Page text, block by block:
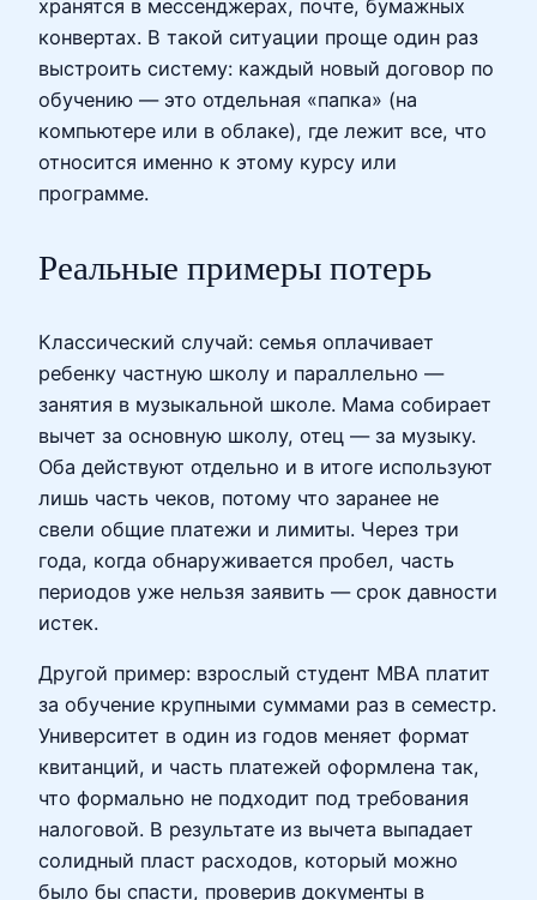
хранятся в мессенджерах, почте, бумажных
конвертах. В такой ситуации проще один раз
выстроить систему: каждый новый договор по
обучению — это отдельная «папка» (на
компьютере или в облаке), где лежит все, что
относится именно к этому курсу или
программе.
Реальные примеры потерь
Классический случай: семья оплачивает
ребенку частную школу и параллельно —
занятия в музыкальной школе. Мама собирает
вычет за основную школу, отец — за музыку.
Оба действуют отдельно и в итоге используют
лишь часть чеков, потому что заранее не
свели общие платежи и лимиты. Через три
года, когда обнаруживается пробел, часть
периодов уже нельзя заявить — срок давности
истек.
Другой пример: взрослый студент MBA платит
за обучение крупными суммами раз в семестр.
Университет в один из годов меняет формат
квитанций, и часть платежей оформлена так,
что формально не подходит под требования
налоговой. В результате из вычета выпадает
солидный пласт расходов, который можно
было бы спасти, проверив документы в